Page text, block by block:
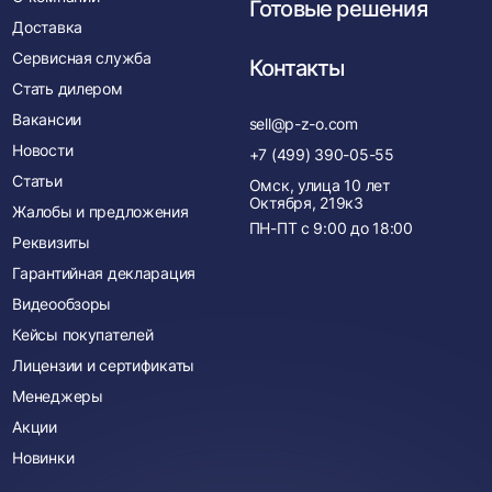
Доставка
Сервисная служба
Стать дилером
Вакансии
Новости
Статьи
Жалобы и предложения
Реквизиты
Гарантийная декларация
Видеообзоры
Кейсы покупателей
Лицензии и сертификаты
Менеджеры
Акции
Новинки
Готовые решения
Контакты
sell@p-z-o.com
+7 (499) 390-05-55
Омск, улица 10 лет
Октября, 219к3
ПН-ПТ с 9:00 до 18:00